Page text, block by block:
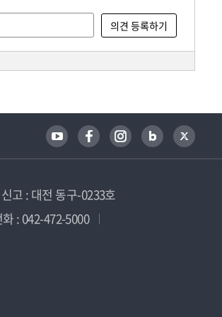
고 : 대전 동구-0233호
: 042-472-5000